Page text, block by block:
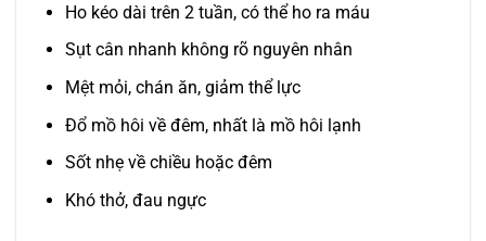
Ho kéo dài trên 2 tuần, có thể ho ra máu
Sụt cân nhanh không rõ nguyên nhân
Mệt mỏi, chán ăn, giảm thể lực
Đổ mồ hôi về đêm, nhất là mồ hôi lạnh
Sốt nhẹ về chiều hoặc đêm
Khó thở, đau ngực